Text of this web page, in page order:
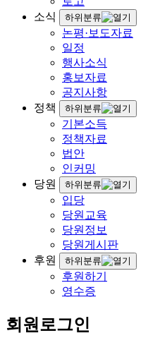
소식
하위분류
논평·보도자료
일정
행사소식
홍보자료
공지사항
정책
하위분류
기본소득
정책자료
법안
인커밍
당원
하위분류
입당
당원교육
당원정보
당원게시판
후원
하위분류
후원하기
영수증
회원로그인